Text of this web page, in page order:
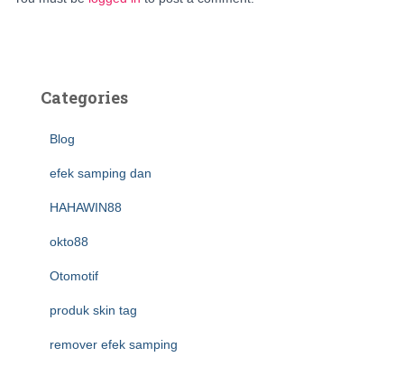
Categories
Blog
efek samping dan
HAHAWIN88
okto88
Otomotif
produk skin tag
remover efek samping